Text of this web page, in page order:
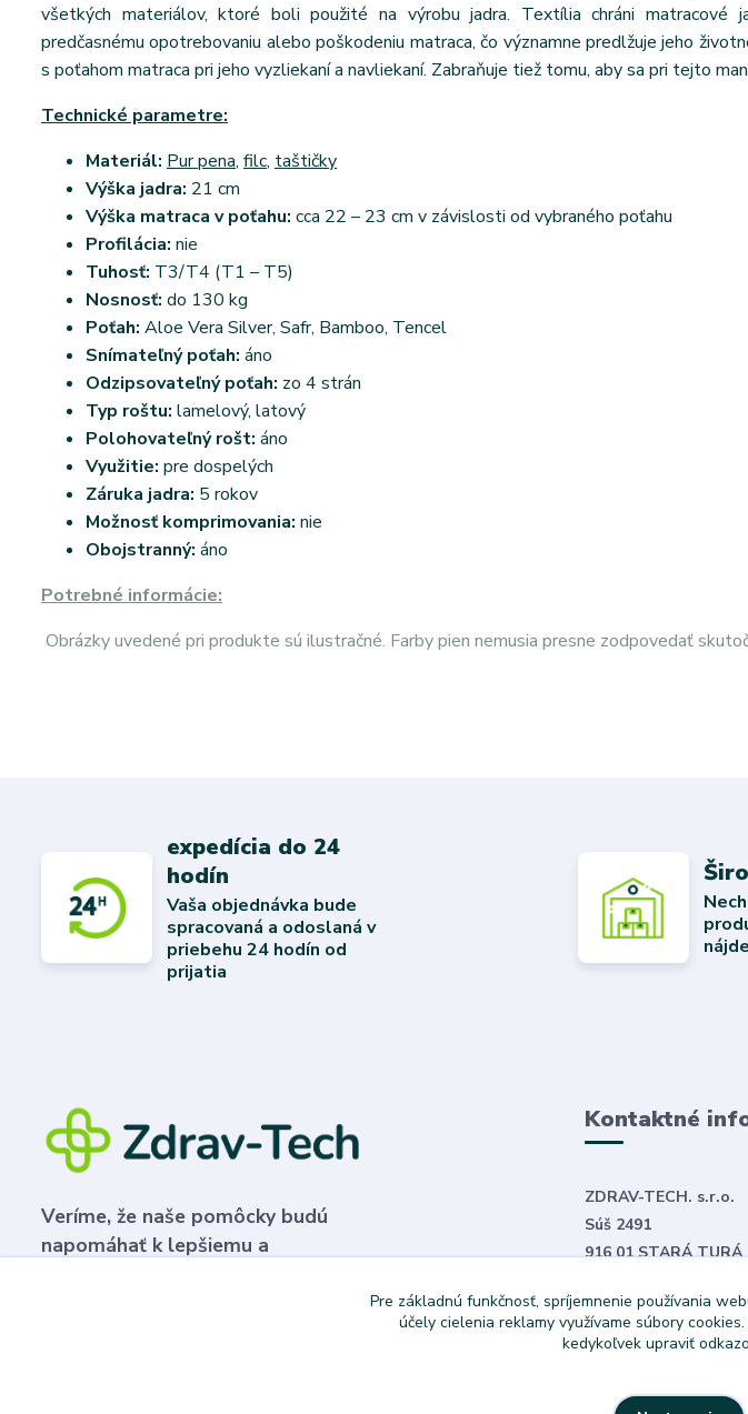
všetkých materiálov, ktoré boli použité na výrobu jadra. Textília chráni matracové
predčasnému opotrebovaniu alebo poškodeniu matraca, čo významne predlžuje jeho
s poťahom matraca pri jeho vyzliekaní a navliekaní. Zabraňuje tiež tomu, aby sa pri tejto
Technické parametre:
Materiál: Pur pena, filc, taštičky
Výška jadra: 21 cm
Výška matraca v poťahu: cca 22 – 23 cm v závislosti od vybraného poťahu
Profilácia: nie
Tuhosť: T3/T4 (T1 – T5)
Nosnosť: do 130 kg
Poťah: Aloe Vera Silver, Safr, Bamboo, Tencel
Snímateľný poťah: áno
Odzipsovateľný poťah: zo 4 strán
Typ roštu: lamelový, latový
Polohovateľný rošt: áno
Využitie: pre dospelých
Záruka jadra: 5 rokov
Možnosť komprimovania: nie
Obojstranný: áno
Potrebné informácie:
Obrázky uvedené pri produkte sú ilustračné. Farby pien nemusia presne zodpovedať
expedícia do 24
hodín
Vaša objednávka bude
spracovaná a odoslaná v
priebehu 24 hodín od
prijatia
Veríme, že naše pomôcky budú
napomáhať k lepšiemu a
Kontaktné
ZDRAV-TECH. s.r.o.
Súš 2491
916 01 STARÁ TURÁ
Tel. č. +421 907 999
Pre základnú funkčnosť, spríjemnenie používania
účely cielenia reklamy využívame súbory
kedykoľvek upraviť